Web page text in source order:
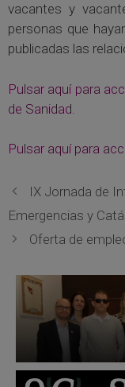
vacantes y
personas que
publicadas las
Pulsar aquí para
de Sanidad.
Pulsar aquí para
IX Jornada de
Emergencias y
Oferta de